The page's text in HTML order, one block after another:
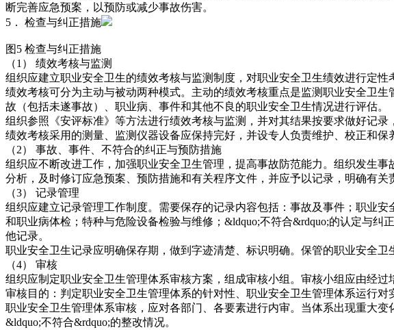
断完善应急预案，以预防或减少事故伤害。
5． 检查与纠正措施
图5 检查与纠正措施
（1） 绩效考核与监测
组织应建立职业安全卫生的绩效考核与监测制度，对职业安全卫生绩效进行定
绩效考核可分为主动与被动两种模式。主动的绩效考核重点是监测职业安全卫
故（包括未遂事故）、职业病、事件和其他不良的职业安全卫生情况进行评估。
组织参照《安评标准》等方法进行绩效考核与监测，并对其结果按要求做好记
绩效考核采用的测量、监测仪器设备应保持完好，并设专人负责维护、校正和
（2） 事故、事件、不符合的纠正与预防措施
组织应不断改进工作，加强职业安全卫生管理，提高事故防范能力。组织发生
分析，及时修订应急预案、预防措施和有关程序文件，并应予以记录，明确有关
（3） 记录管理
组织应建立记录管理工作制度。需要保存的记录内容包括：事故及事件；职业
和职业病体检；特种与危险设备检验与维修；&ldquo;不符合&rdquo;的认定与
他记录。
职业安全卫生记录应明确保存期，做到字迹清楚、标识明确。保管的职业安全卫
（4） 审核
组织应制定职业安全卫生管理体系审核方案，组成审核小组。审核小组应由经
审核目的：判定职业安全卫生管理体系的针对性、职业安全卫生管理体系运行
职业安全卫生管理体系审核，应对各部门、各要素进行内审。当体系出现重大
&ldquo;不符合&rdquo;的整改情况。